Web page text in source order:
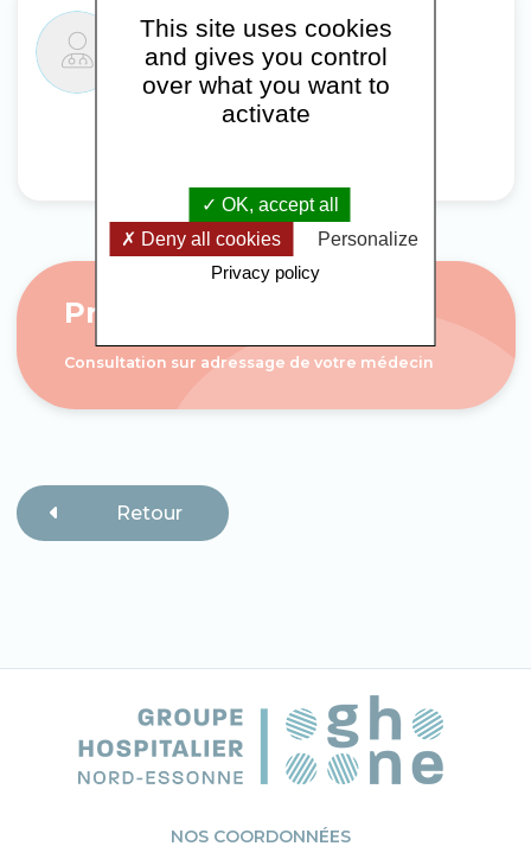
Mme Gaëlle PREVOST
Psychologue
Prendre rendez-vous
Consultation sur adressage de votre médecin
Retour
NOS COORDONNÉES
This site uses cookies
and gives you control
over what you want to
activate
OK, accept all
Deny all cookies
Personalize
Privacy policy